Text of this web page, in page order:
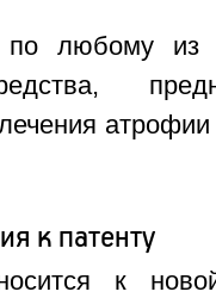
по любому из
к патенту
к